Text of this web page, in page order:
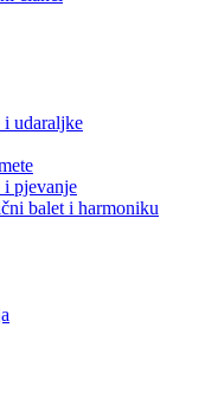
i udaraljke
i pjevanje
balet i harmoniku